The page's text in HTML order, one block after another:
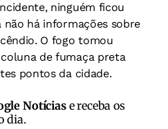
ninguém ficou
há informações sobre
O fogo tomou
de fumaça preta
pontos da cidade.
Notíciase receba os
dia.